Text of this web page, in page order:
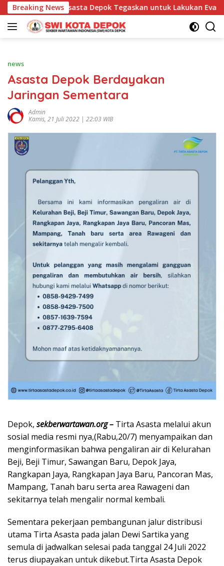
Langsung
ke
konten
Breaking News
Dirut asasta Depok Tegaskan untuk Lakukan Evaluasi agar
news
Asasta Depok Berdayakan
Jaringan Sementara
Admin
Kamis, 21 Juli 2022 | 22:03 WIB
Depok, sekberwartawan.org – Tirta Asasta melalui akun
sosial media resmi nya,(Rabu,20/7) menyampaikan dan
menginformasikan bahwa pengaliran air di Kelurahan
Beji, Beji Timur, Sawangan Baru, Depok Jaya,
Rangkapan Jaya, Rangkapan Jaya Baru, Pancoran Mas,
Mampang, Tanah baru serta area Rawageni dan
sekitarnya telah mengalir normal kembali.
Sementara pekerjaan pembangunan jalur distribusi
utama Tirta Asasta pada jalan Dewi Sartika yang
semula di jadwalkan selesai pada tanggal 24 Juli 2022
terus diupayakan untuk dikebut.Tirta Asasta Depok